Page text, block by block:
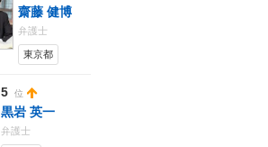
齋藤 健博
弁護士
東京都
5 位
黒岩 英一
弁護士